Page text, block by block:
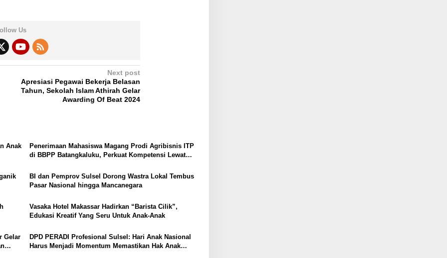
Us
Next post
Apresiasi Pegawai Bekerja Belasan
Tahun, Sekolah Islam Athirah Gelar
Awarding Of Beat 2024
Anak
Penerimaan Mahasiswa Magang Prodi Agribisnis ITP
di BBPP Batangkaluku, Perkuat Kompetensi Lewat
BI dan Pemprov Sulsel Dorong Wastra Lokal Tembus
Pasar Nasional hingga Mancanegara
Vasaka Hotel Makassar Hadirkan “Barista Cilik”,
Edukasi Kreatif Yang Seru Untuk Anak-Anak
Gelar
DPD PERADI Profesional Sulsel: Hari Anak Nasional
Harus Menjadi Momentum Memastikan Hak Anak